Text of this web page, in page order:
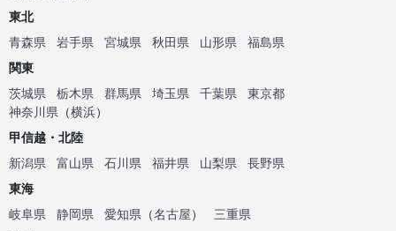
東北
青森県
岩手県 宮城県 秋田県 山形県
福島県
関東
茨城県
栃木県 群馬県 埼玉県 千葉県
東京都
神奈川県 （横浜）
甲信越・北陸
新潟県
富山県 石川県 福井県 山梨県
長野県
東海
岐阜県
静岡県 愛知県 （名古屋）
三重県